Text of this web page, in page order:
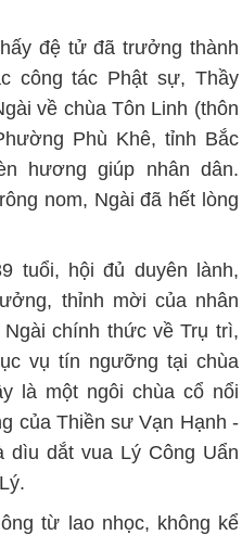
đệ tử đã trưởng thành
công tác Phật sự, Thầy
về chùa Tôn Linh (thôn
Phù Khê, tỉnh Bắc
hương giúp nhân dân.
nom, Ngài đã hết lòng
tuổi, hội đủ duyên lành,
thỉnh mời của nhân
chính thức về Trụ trì,
vụ tín ngưỡng tại chùa
là một ngôi chùa cổ nổi
của Thiền sư Vạn Hạnh -
dìu dắt vua Lý Công Uẩn
từ lao nhọc, không kể